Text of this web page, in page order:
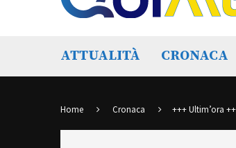
ATTUALITÀ CRONACA
Home Cronaca +++ Ultim’ora